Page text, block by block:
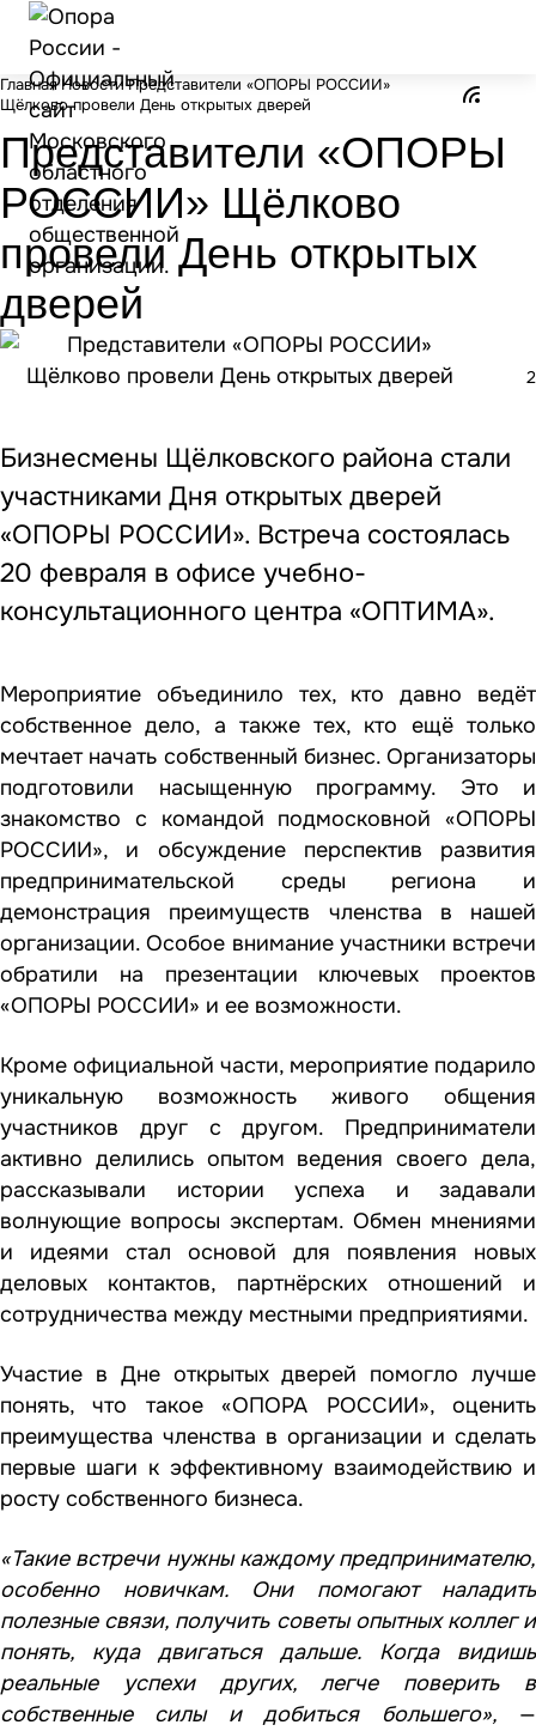
Главная Новости Представители «ОПОРЫ РОССИИ»
Щёлково провели День открытых дверей
Представители «ОПОРЫ
РОССИИ» Щёлково
провели День открытых
дверей
Бизнесмены Щёлковского района стали
участниками Дня открытых дверей
«ОПОРЫ РОССИИ». Встреча состоялась
20 февраля в офисе учебно-
консультационного центра «ОПТИМА».
Мероприятие объединило тех, кто давно ведёт
собственное дело, а также тех, кто ещё только
мечтает начать собственный бизнес. Организаторы
подготовили насыщенную программу. Это и
знакомство с командой подмосковной «ОПОРЫ
РОССИИ», и обсуждение перспектив развития
предпринимательской среды региона и
демонстрация преимуществ членства в нашей
организации. Особое внимание участники встречи
обратили на презентации ключевых проектов
«ОПОРЫ РОССИИ» и ее возможности.
Кроме официальной части, мероприятие подарило
уникальную возможность живого общения
участников друг с другом. Предприниматели
активно делились опытом ведения своего дела,
рассказывали истории успеха и задавали
волнующие вопросы экспертам. Обмен мнениями
и идеями стал основой для появления новых
деловых контактов, партнёрских отношений и
сотрудничества между местными предприятиями.
Участие в Дне открытых дверей помогло лучше
понять, что такое «ОПОРА РОССИИ», оценить
преимущества членства в организации и сделать
первые шаги к эффективному взаимодействию и
росту собственного бизнеса.
«Такие встречи нужны каждому предпринимателю,
особенно новичкам. Они помогают наладить
полезные связи, получить советы опытных коллег и
понять, куда двигаться дальше. Когда видишь
реальные успехи других, легче поверить в
собственные силы и добиться большего», —